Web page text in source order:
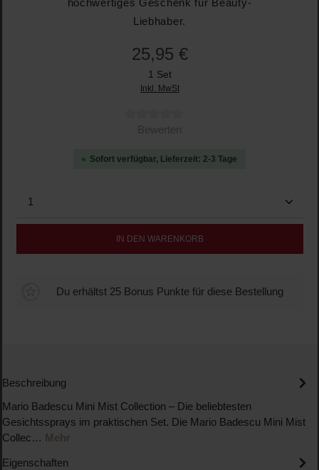
hochwertiges Geschenk für Beauty-
Liebhaber.
25,95 €
1 Set
Inkl. MwSt
Durchschnittliche Bewertung von 0 von 5 Sternen
Bewerten
Sofort verfügbar, Lieferzeit: 2-3 Tage
Produkt Anzahl: Gib den gewünschten Wert ein
IN DEN WARENKORB
Du erhältst 25 Bonus Punkte für diese Bestellung
Beschreibung
Mario Badescu Mini Mist Collection – Die beliebtesten
Gesichtssprays im praktischen Set. Die Mario Badescu Mini Mist
Collec… Mehr
Eigenschaften